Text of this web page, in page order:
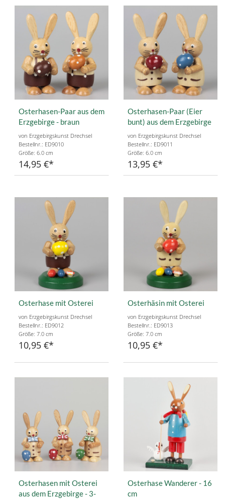
Osterhasen-Paar aus dem
Erzgebirge - braun
von Erzgebirgskunst Drechsel
Bestellnr.: ED9010
Größe: 6.0 cm
14,95 €
Osterhasen-Paar (Eier
bunt) aus dem Erzgebirge
von Erzgebirgskunst Drechsel
Bestellnr.: ED9011
Größe: 6.0 cm
13,95 €
Osterhase mit Osterei
von Erzgebirgskunst Drechsel
Bestellnr.: ED9012
Größe: 7.0 cm
10,95 €
Osterhäsin mit Osterei
von Erzgebirgskunst Drechsel
Bestellnr.: ED9013
Größe: 7.0 cm
10,95 €
Osterhasen mit Osterei
aus dem Erzgebirge - 3-
Osterhase Wanderer - 16
cm